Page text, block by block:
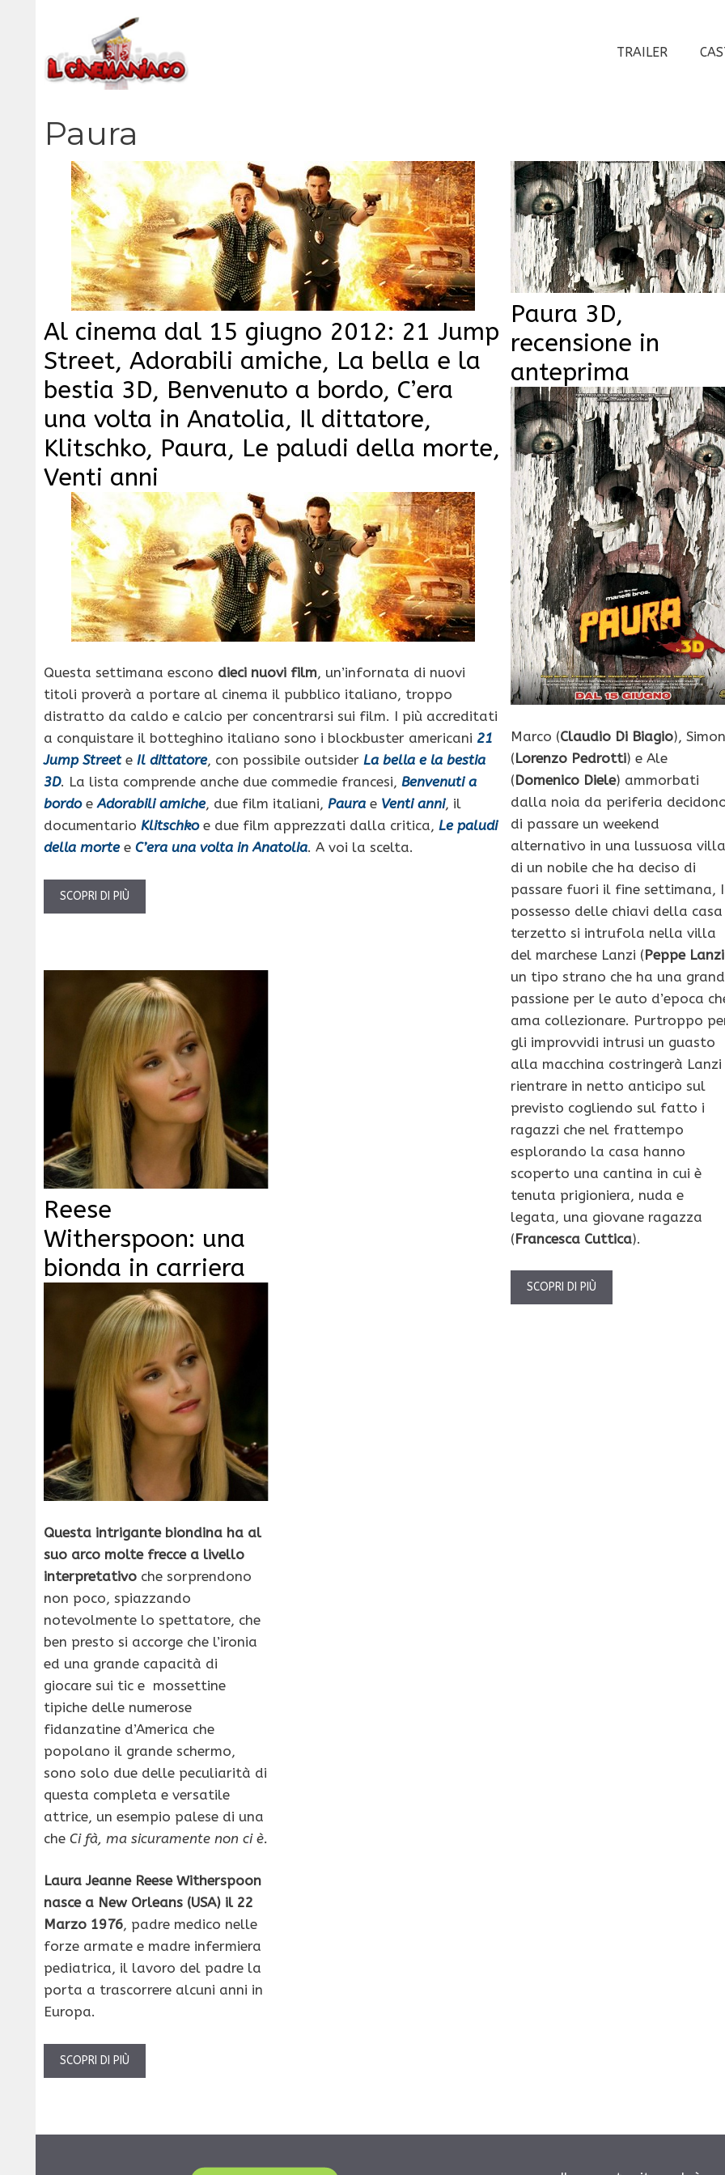
contenuto
TRAILER
Paura
Al cinema dal 15 giugno 2012: 21 Jump
Street, Adorabili amiche, La bella e la
bestia 3D, Benvenuto a bordo, C’era
una volta in Anatolia, Il dittatore,
Klitschko, Paura, Le paludi della morte,
Venti anni
Questa settimana escono dieci nuovi film, un’infornata di nuovi
titoli proverà a portare al cinema il pubblico italiano, troppo
distratto da caldo e calcio per concentrarsi sui film. I più accreditati
a conquistare il botteghino italiano sono i blockbuster americani 21
Jump Streete Il dittatore, con possibile outsider La bella e la bestia
3D. La lista comprende anche due commedie francesi, Benvenuti a
bordoeAdorabili amiche, due film italiani, Paura e Venti anni, il
documentario Klitschkoe due film apprezzati dalla critica, Le paludi
della mortee C’era una volta in Anatolia. A voi la scelta.
SCOPRI DI PIÙ
Paura 3D,
recensione in
anteprima
Marco (Claudio Di Biagio),
(Lorenzo Pedrotti) e Ale
(Domenico Diele) ammorbati
dalla noia da periferia
di passare un weekend
alternativo in una lussuosa villa
di un nobile che ha deciso di
passare fuori il fine settimana,
possesso delle chiavi della
terzetto si intrufola nella villa
del marchese Lanzi (Peppe Lanzi
un tipo strano che ha una
passione per le auto d’epoca
ama collezionare. Purtroppo
gli improvvidi intrusi un guasto
alla macchina costringerà Lanzi
rientrare in netto anticipo sul
previsto cogliendo sul fatto i
ragazzi che nel frattempo
esplorando la casa hanno
scoperto una cantina in cui è
tenuta prigioniera, nuda e
legata, una giovane ragazza
(Francesca Cuttica).
SCOPRI DI PIÙ
Reese
Witherspoon: una
bionda in carriera
Questa intrigante biondina ha al
suo arco molte frecce a livello
interpretativo che sorprendono
non poco, spiazzando
notevolmente lo spettatore, che
ben presto si accorge che l’ironia
ed una grande capacità di
giocare sui tic e mossettine
tipiche delle numerose
fidanzatine d’America che
popolano il grande schermo,
sono solo due delle peculiarità di
questa completa e versatile
attrice, un esempio palese di una
che Ci fà, ma sicuramente non ci è.
Laura Jeanne Reese Witherspoon
nasce a New Orleans (USA) il 22
Marzo 1976, padre medico nelle
forze armate e madre infermiera
pediatrica, il lavoro del padre la
porta a trascorrere alcuni anni in
Europa.
SCOPRI DI PIÙ